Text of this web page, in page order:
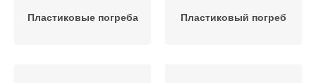
Пластиковые погреба Пластиковый погреб